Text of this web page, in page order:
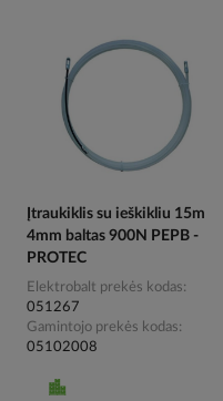
Įtraukiklis su ieškikliu 15m
4mm baltas 900N PEPB -
PROTEC
Elektrobalt prekės kodas
051267
Gamintojo prekės kodas
05102008